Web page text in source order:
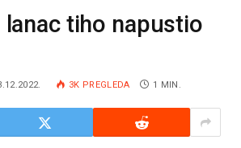
tiho napustio
3K PREGLEDA 1 MIN.